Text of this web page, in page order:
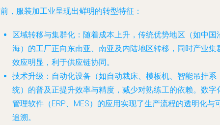
，服装加工业呈现出鲜明的转型特征：
区域转移与集群化 ：随着成本上升，传统优势地区（如中国
海）的工厂正向东南亚、南亚及内陆地区转移，同时产业集
效应明显，利于供应链协同。
技术升级 ：自动化设备（如自动裁床、模板机、智能吊挂系
统）的普及正提升效率与精度，减少对熟练工的依赖。数字
管理软件（ERP、MES）的应用实现了生产流程的透明化与
追溯。